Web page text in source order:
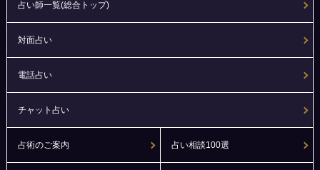
占い師一覧(総合トップ)
対面占い
電話占い
チャット占い
占術のご案内 占い相談100選